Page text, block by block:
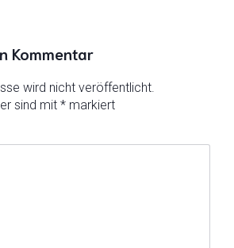
Kommentar
wird nicht veröffentlicht.
sind mit * markiert